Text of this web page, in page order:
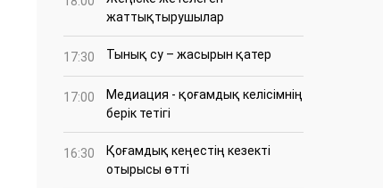
жаттықтырушылар
17:30 Тынық су – жасырын қатер
17:00
Медиация - қоғамдық келісімнің
берік тетігі
16:30
Қоғамдық кеңестің кезекті
отырысы өтті